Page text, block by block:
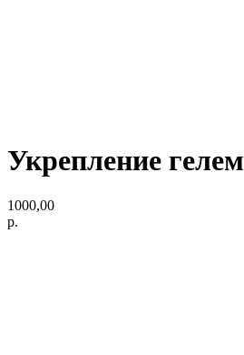
Укрепление гелем
1000,00
р.